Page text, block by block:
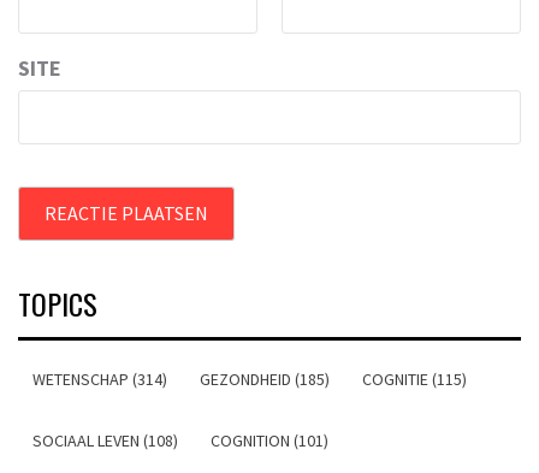
SITE
TOPICS
WETENSCHAP (314) GEZONDHEID (185) COGNITIE (115)
SOCIAAL LEVEN (108) COGNITION (101)